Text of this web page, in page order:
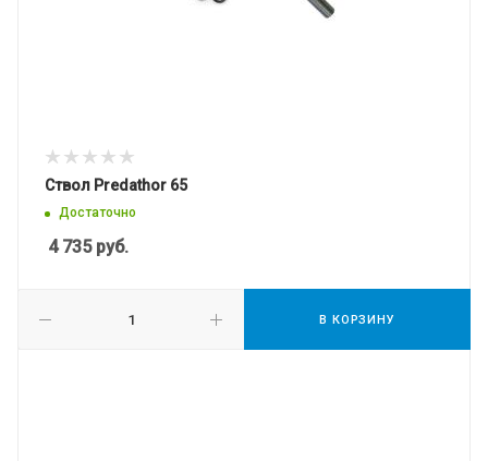
Ствол Predathor 65
Достаточно
4 735руб.
В КОРЗИНУ